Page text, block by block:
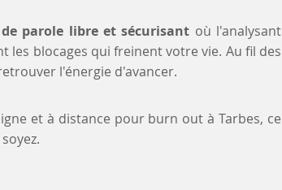
de parole libre et sécurisant où l'analysant
les blocages qui freinent votre vie. Au fil des
l'énergie d'avancer.
et à distance pour burn out à Tarbes, ce